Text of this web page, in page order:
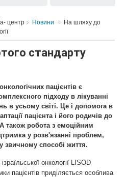
центр Новини
На шляху до
стандарту
пацієнтів є
підходу в лікуванні
в усьому світі. Це і допомога в
пацієнта і його родичів до
також робота з емоційним
у розв'язанні проблем,
звичному способі життя.
онкології LISOD
пацієнтів приділяється особлива